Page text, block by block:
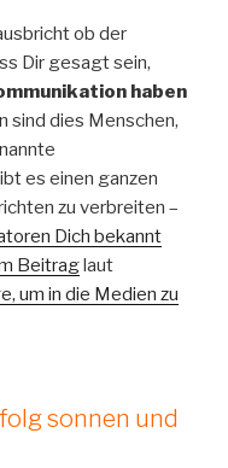
ob der
Dir gesagt sein,
haben
sind dies Menschen,
es einen ganzen
zu verbreiten –
Dich bekannt
Beitraglaut
um in die Medien zu
sonnen und